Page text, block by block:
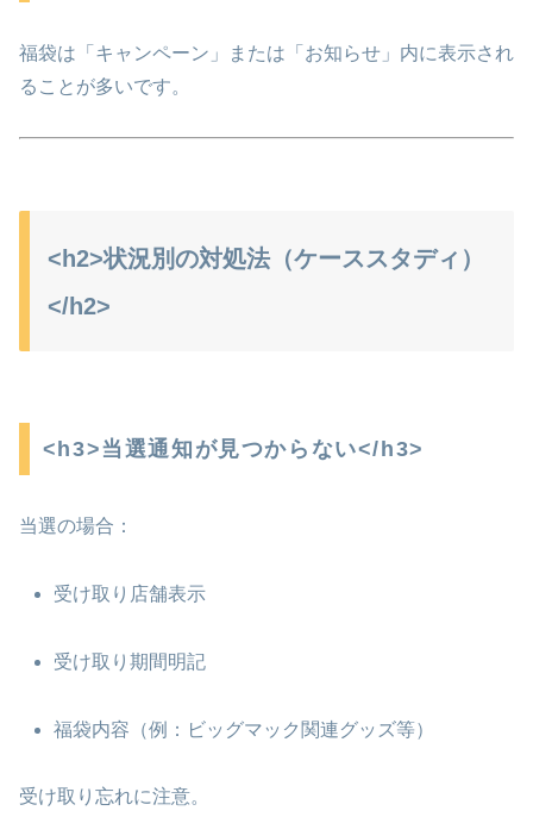
福袋は「キャンペーン」または「お知らせ」内に表示され
ることが多いです。
<h2>状況別の対処法（ケーススタディ）
</h2>
<h3>当選通知が見つからない</h3>
当選の場合：
受け取り店舗表示
受け取り期間明記
福袋内容（例：ビッグマック関連グッズ等）
受け取り忘れに注意。